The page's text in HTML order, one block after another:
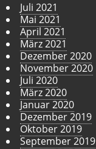
Juli 2021
Mai 2021
April 2021
März 2021
Dezember 2020
November 2020
Juli 2020
März 2020
Januar 2020
Dezember 2019
Oktober 2019
September 2019